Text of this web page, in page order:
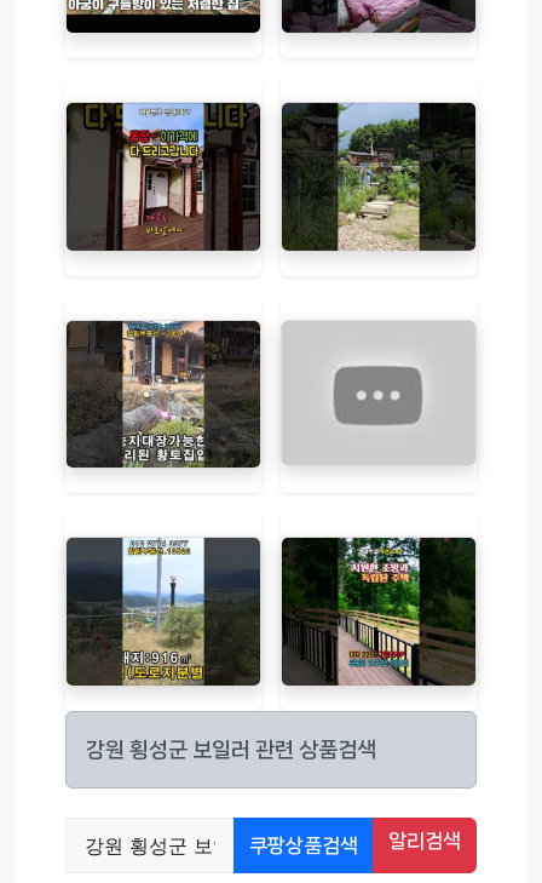
강원 횡성군 보일러 관련 상품검색
쿠팡상품검색 알리검색